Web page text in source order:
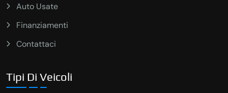
Auto Usate
Finanziamenti
Contattaci
Tipi Di Veicoli